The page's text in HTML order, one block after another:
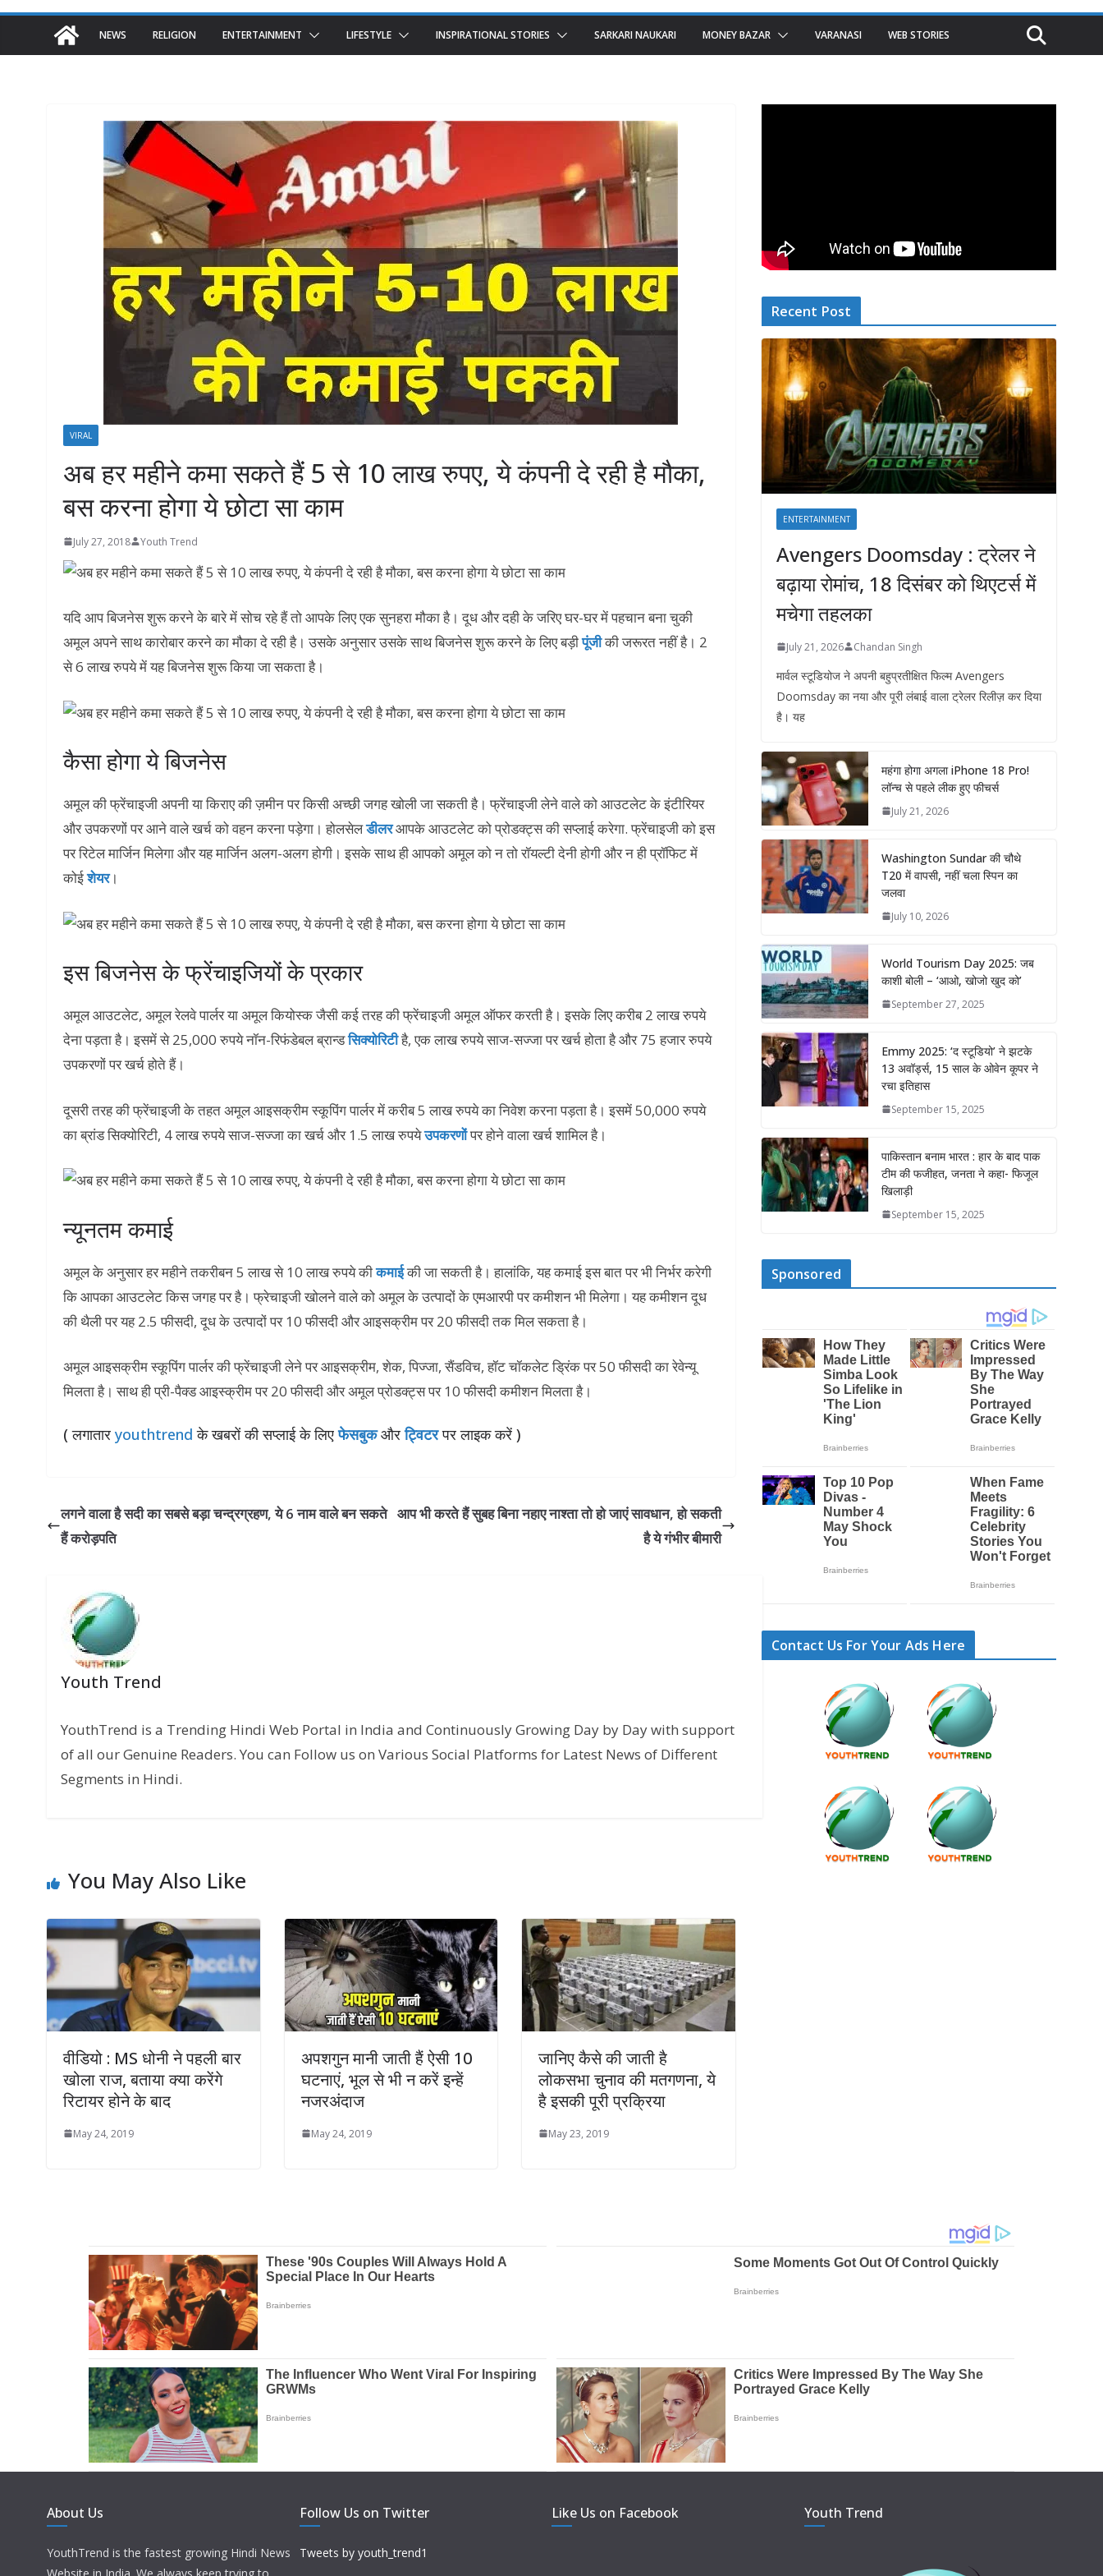
NEWS RELIGION ENTERTAINMENT LIFESTYLE INSPIRATIONAL STORIES SARKARI NAUKARI MONEY BAZAR VARANASI WEB STORIES
VIRAL
अब हर महीने कमा सकते हैं 5 से 10 लाख रुपए, ये कंपनी दे रही है मौका,
बस करना होगा ये छोटा सा काम
July 27, 2018 Youth Trend
यदि आप बिजनेस शुरू करने के बारे में सोच रहे हैं तो आपके लिए एक सुनहरा मौका है। दूध और दही के जरिए घर-घर में पहचान बना चुकी
अमूल अपने साथ कारोबार करने का मौका दे रही है। उसके अनुसार उसके साथ बिजनेस शुरू करने के लिए बड़ीपूंजीकी जरूरत नहीं है। 2
से 6 लाख रुपये में यह बिजनेस शुरू किया जा सकता है।
कैसा होगा ये बिजनेस
अमूल की फ्रेंचाइजी अपनी या किराए की ज़मीन पर किसी अच्छी जगह खोली जा सकती है। फ्रेंचाइजी लेने वाले को आउटलेट के इंटीरियर
और उपकरणों पर आने वाले खर्च को वहन करना पड़ेगा। होलसेलडीलरआपके आउटलेट को प्रोडक्ट्स की सप्लाई करेगा. फ्रेंचाइजी को इस
पर रिटेल मार्जिन मिलेगा और यह मार्जिन अलग-अलग होगी। इसके साथ ही आपको अमूल को न तो रॉयल्टी देनी होगी और न ही प्रॉफिट में
कोईशेयर।
इस बिजनेस के फ्रेंचाइजियों के प्रकार
अमूल आउटलेट, अमूल रेलवे पार्लर या अमूल कियोस्क जैसी कई तरह की फ्रेंचाइजी अमूल ऑफर करती है। इसके लिए करीब 2 लाख रुपये
देना पड़ता है। इसमें से 25,000 रुपये नॉन-रिफंडेबल ब्रान्डसिक्योरिटीहै, एक लाख रुपये साज-सज्जा पर खर्च होता है और 75 हजार रुपये
उपकरणों पर खर्च होते हैं।
दूसरी तरह की फ्रेंचाइजी के तहत अमूल आइसक्रीम स्कूपिंग पार्लर में करीब 5 लाख रुपये का निवेश करना पड़ता है। इसमें 50,000 रुपये
का ब्रांड सिक्योरिटी, 4 लाख रुपये साज-सज्जा का खर्च और 1.5 लाख रुपयेउपकरणोंपर होने वाला खर्च शामिल है।
न्यूनतम कमाई
अमूल के अनुसार हर महीने तकरीबन 5 लाख से 10 लाख रुपये कीकमाईकी जा सकती है। हालांकि, यह कमाई इस बात पर भी निर्भर करेगी
कि आपका आउटलेट किस जगह पर है। फ्रेचाइजी खोलने वाले को अमूल के उत्पादों के एमआरपी पर कमीशन भी मिलेगा। यह कमीशन दूध
की थैली पर यह 2.5 फीसदी, दूध के उत्पादों पर 10 फीसदी और आइसक्रीम पर 20 फीसदी तक मिल सकता है।
अमूल आइसक्रीम स्कूपिंग पार्लर की फ्रेंचाइजी लेने पर आइसक्रीम, शेक, पिज्जा, सैंडविच, हॉट चॉकलेट ड्रिंक पर 50 फीसदी का रेवेन्यू
मिलता है। साथ ही प्री-पैक्ड आइस्क्रीम पर 20 फीसदी और अमूल प्रोडक्ट्स पर 10 फीसदी कमीशन मिलता है।
( लगातार youthtrend के खबरों की सप्लाई के लिएफेसबुक औरट्विटर पर लाइक करें )
लगने वाला है सदी का सबसे बड़ा चन्द्रग्रहण, ये 6 नाम वाले बन सकते
हैं करोड़पति
आप भी करते हैं सुबह बिना नहाए नाश्ता तो हो जाएं सावधान, हो सकती
है ये गंभीर बीमारी
Youth Trend
YouthTrend is a Trending Hindi Web Portal in India and Continuously Growing Day by Day with support
of all our Genuine Readers. You can Follow us on Various Social Platforms for Latest News of Different
Segments in Hindi.
You May Also Like
वीडियो : MS धोनी ने पहली बार
खोला राज, बताया क्या करेंगे
रिटायर होने के बाद
May 24, 2019
अपशगुन मानी जाती हैं ऐसी 10
घटनाएं, भूल से भी न करें इन्हें
नजरअंदाज
May 24, 2019
जानिए कैसे की जाती है
लोकसभा चुनाव की मतगणना, ये
है इसकी पूरी प्रक्रिया
May 23, 2019
Recent Post
ENTERTAINMENT
Avengers Doomsday : ट्रेलर ने
बढ़ाया रोमांच, 18 दिसंबर को थिएटर्स में
मचेगा तहलका
July 21, 2026 Chandan Singh
मार्वल स्टूडियोज ने अपनी बहुप्रतीक्षित फिल्म Avengers
Doomsday का नया और पूरी लंबाई वाला ट्रेलर रिलीज़ कर दिया
है। यह
महंगा होगा अगला iPhone 18 Pro!
लॉन्च से पहले लीक हुए फीचर्स
July 21, 2026
Washington Sundar की चौथे
T20 में वापसी, नहीं चला स्पिन का
जलवा
July 10, 2026
World Tourism Day 2025: जब
काशी बोली – ‘आओ, खोजो खुद को’
September 27, 2025
Emmy 2025: ‘द स्टूडियो’ ने झटके
13 अवॉर्ड्स, 15 साल के ओवेन कूपर ने
रचा इतिहास
September 15, 2025
पाकिस्तान बनाम भारत : हार के बाद पाक
टीम की फजीहत, जनता ने कहा- फिजूल
खिलाड़ी
September 15, 2025
Sponsored
Contact Us For Your Ads Here
About Us
YouthTrend is the fastest growing Hindi News
Follow Us on Twitter
Tweets by youth_trend1
Like Us on Facebook Youth Trend